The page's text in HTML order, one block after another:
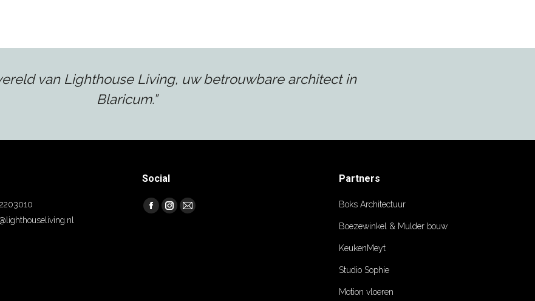
van Lighthouse Living, uw betrouwbare architect in
Blaricum.”
Social
Vind ons op:
FacebookInstagram
Mail
Partners
Boks Architectuur
Boezewinkel & Mulder bouw
KeukenMeyt
Studio Sophie
Motion vloeren